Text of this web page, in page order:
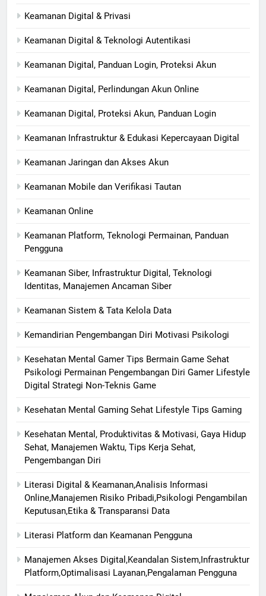
Keamanan Digital & Privasi
Keamanan Digital & Teknologi Autentikasi
Keamanan Digital, Panduan Login, Proteksi Akun
Keamanan Digital, Perlindungan Akun Online
Keamanan Digital, Proteksi Akun, Panduan Login
Keamanan Infrastruktur & Edukasi Kepercayaan Digital
Keamanan Jaringan dan Akses Akun
Keamanan Mobile dan Verifikasi Tautan
Keamanan Online
Keamanan Platform, Teknologi Permainan, Panduan
Pengguna
Keamanan Siber, Infrastruktur Digital, Teknologi
Identitas, Manajemen Ancaman Siber
Keamanan Sistem & Tata Kelola Data
Kemandirian Pengembangan Diri Motivasi Psikologi
Kesehatan Mental Gamer Tips Bermain Game Sehat
Psikologi Permainan Pengembangan Diri Gamer Lifestyle
Digital Strategi Non-Teknis Game
Kesehatan Mental Gaming Sehat Lifestyle Tips Gaming
Kesehatan Mental, Produktivitas & Motivasi, Gaya Hidup
Sehat, Manajemen Waktu, Tips Kerja Sehat,
Pengembangan Diri
Literasi Digital & Keamanan,Analisis Informasi
Online,Manajemen Risiko Pribadi,Psikologi Pengambilan
Keputusan,Etika & Transparansi Data
Literasi Platform dan Keamanan Pengguna
Manajemen Akses Digital,Keandalan Sistem,Infrastruktur
Platform,Optimalisasi Layanan,Pengalaman Pengguna